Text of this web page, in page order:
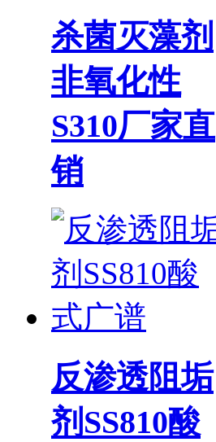
杀菌灭藻剂
非氧化性
S310厂家直
销
反渗透阻垢
剂SS810酸